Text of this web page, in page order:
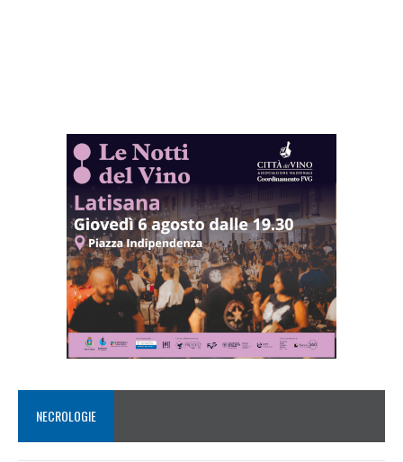
NECROLOGIE